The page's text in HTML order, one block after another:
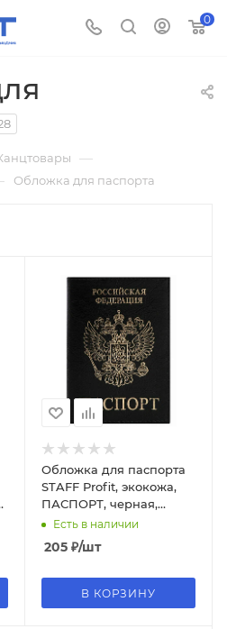
0
—
Обложка для паспорта
Обложка для паспорта
STAFF Profit, экокожа,
ПАСПОРТ, черная,
237191
Есть в наличии
205 ₽/шт
В КОРЗИНУ